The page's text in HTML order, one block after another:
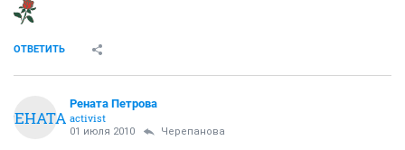
ОТВЕТИТЬ
РЕНАТА
Рената Петрова
activist
01 июля 2010 Черепанова